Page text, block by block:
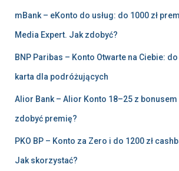
mBank – eKonto do usług: do 1000 zł
Media Expert. Jak zdobyć?
BNP Paribas – Konto Otwarte na Ciebie:
karta dla podróżujących
Alior Bank – Alior Konto 18–25 z bonusem
zdobyć premię?
PKO BP – Konto za Zero i do 1200 zł
Jak skorzystać?